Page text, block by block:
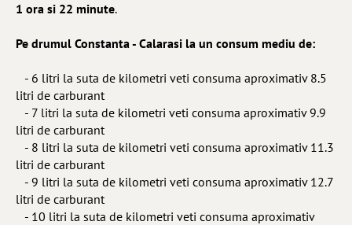
1 ora si 22 minute.
Pe drumul Constanta - Calarasi la un consum mediu de:
- 6 litri la suta de kilometri veti consuma aproximativ 8.5
litri de carburant
- 7 litri la suta de kilometri veti consuma aproximativ 9.9
litri de carburant
- 8 litri la suta de kilometri veti consuma aproximativ 11.3
litri de carburant
- 9 litri la suta de kilometri veti consuma aproximativ 12.7
litri de carburant
- 10 litri la suta de kilometri veti consuma aproximativ